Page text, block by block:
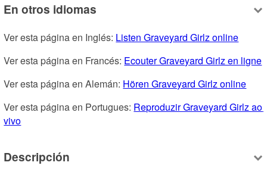
En otros idiomas
Ver esta página en Inglés: Listen Graveyard Girlz online
Ver esta página en Francés: Ecouter Graveyard Girlz en ligne
Ver esta página en Alemán: Hören Graveyard Girlz online
Ver esta página en Portugues: Reproduzir Graveyard Girlz ao
vivo
Descripción